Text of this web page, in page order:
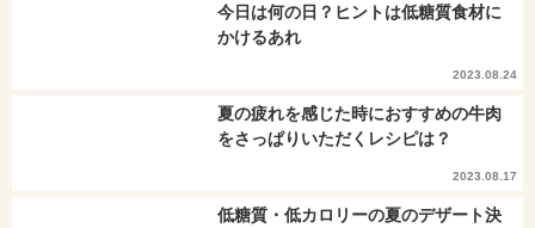
今日は何の日？ヒントは低糖質食材に
かけるあれ
2023.08.24
夏の疲れを感じた時におすすめの牛肉
をさっぱりいただくレシピは？
2023.08.17
低糖質・低カロリーの夏のデザート決